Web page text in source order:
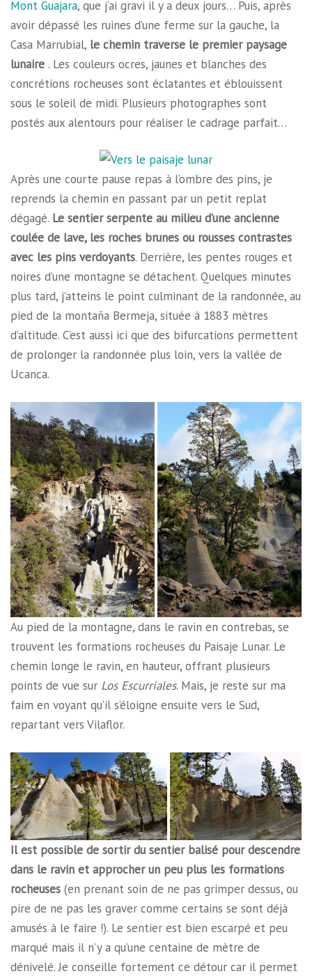
Mont Guajara, que j’ai gravi il y a deux jours… Puis, après
avoir dépassé les ruines d’une ferme sur la gauche, la
Casa Marrubial, le chemin traverse le premier paysage
lunaire . Les couleurs ocres, jaunes et blanches des
concrétions rocheuses sont éclatantes et éblouissent
sous le soleil de midi. Plusieurs photographes sont
postés aux alentours pour réaliser le cadrage parfait…
Après une courte pause repas à l’ombre des pins, je
reprends la chemin en passant par un petit replat
dégagé. Le sentier serpente au milieu d’une ancienne
coulée de lave, les roches brunes ou rousses contrastes
avec les pins verdoyants. Derrière, les pentes rouges et
noires d’une montagne se détachent. Quelques minutes
plus tard, j’atteins le point culminant de la randonnée, au
pied de la montaña Bermeja, située à 1883 mètres
d’altitude. C’est aussi ici que des bifurcations permettent
de prolonger la randonnée plus loin, vers la vallée de
Ucanca.
Au pied de la montagne, dans le ravin en contrebas, se
trouvent les formations rocheuses du Paisaje Lunar. Le
chemin longe le ravin, en hauteur, offrant plusieurs
points de vue sur Los Escurriales. Mais, je reste sur ma
faim en voyant qu’il s’éloigne ensuite vers le Sud,
repartant vers Vilaflor.
Il est possible de sortir du sentier balisé pour descendre
dans le ravin et approcher un peu plus les formations
rocheuses (en prenant soin de ne pas grimper dessus, ou
pire de ne pas les graver comme certains se sont déjà
amusés à le faire !). Le sentier est bien escarpé et peu
marqué mais il n’y a qu’une centaine de mètre de
dénivelé. Je conseille fortement ce détour car il permet